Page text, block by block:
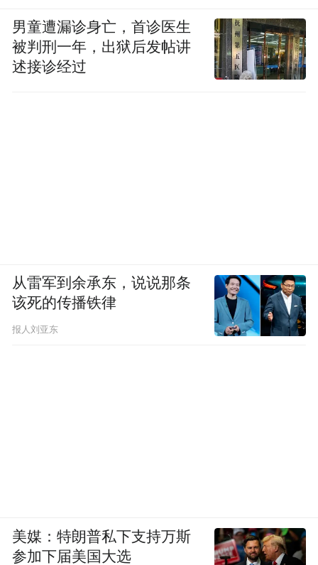
男童遭漏诊身亡，首诊医生
被判刑一年，出狱后发帖讲
述接诊经过
从雷军到余承东，说说那条
该死的传播铁律
报人刘亚东
美媒：特朗普私下支持万斯
参加下届美国大选